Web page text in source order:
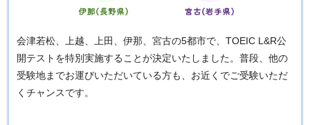
会津若松、上越、上田、伊那、宮古の5都市で、TOEIC L&R公
開テストを特別実施することが決定いたしました。普段、他の
受験地までお運びいただいている方も、お近くでご受験いただ
くチャンスです。